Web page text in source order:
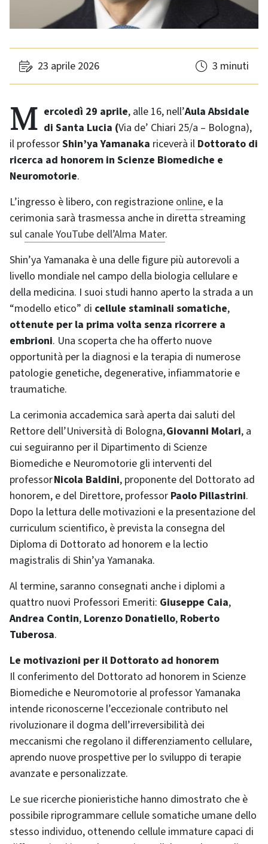
23 aprile 2026 3 minuti
Mercoledì 29 aprile, alle 16, nell’Aula Absidale
di Santa Lucia (Via de’ Chiari 25/a – Bologna),
il professorShin’ya Yamanaka riceverà il Dottorato di
ricerca ad honorem in Scienze Biomediche e
Neuromotorie.
L’ingresso è libero, con registrazione online, e la
cerimonia sarà trasmessa anche in diretta streaming
sul canale YouTube dell’Alma Mater.
Shin’ya Yamanaka è una delle figure più autorevoli a
livello mondiale nel campo della biologia cellulare e
della medicina. I suoi studi hanno aperto la strada a un
“modello etico” di cellule staminali somatiche,
ottenute per la prima volta senza ricorrere a
embrioni. Una scoperta che ha offerto nuove
opportunità per la diagnosi e la terapia di numerose
patologie genetiche, degenerative, infiammatorie e
traumatiche.
La cerimonia accademica sarà aperta dai saluti del
Rettore dell’Università di Bologna,Giovanni Molari, a
cui seguiranno per il Dipartimento di Scienze
Biomediche e Neuromotorie gli interventi del
professorNicola Baldini, proponente del Dottorato ad
honorem, e del Direttore, professor Paolo Pillastrini.
Dopo la lettura delle motivazioni e la presentazione del
curriculum scientifico, è prevista la consegna del
Diploma di Dottorato ad honorem e la lectio
magistralis di Shin’ya Yamanaka.
Al termine, saranno consegnati anche i diplomi a
quattro nuovi Professori Emeriti: Giuseppe Caia,
Andrea Contin, Lorenzo Donatiello, Roberto
Tuberosa.
Le motivazioni per il Dottorato ad honorem
Il conferimento del Dottorato ad honorem in Scienze
Biomediche e Neuromotorie al professor Yamanaka
intende riconoscerne l’eccezionale contributo nel
rivoluzionare il dogma dell’irreversibilità dei
meccanismi che regolano il differenziamento cellulare,
aprendo nuove prospettive per lo sviluppo di terapie
avanzate e personalizzate.
Le sue ricerche pionieristiche hanno dimostrato che è
possibile riprogrammare cellule somatiche umane dello
stesso individuo, ottenendo cellule immature capaci di